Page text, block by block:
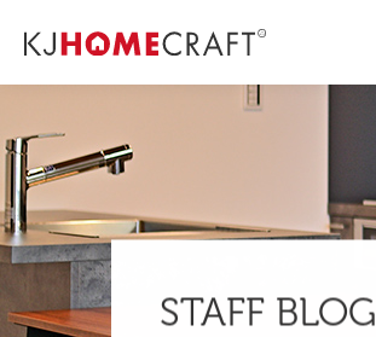
STAFF BLOG